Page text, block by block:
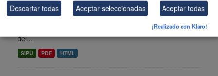
Planeamiento urbanístico sistematizado del municipio de El
Pinar . Esta información es producida y mantenida por el
Gobierno de Canarias y ha contado con la financiación
del...
SIPU PDF HTML
Descartar todas Aceptar seleccionadas Aceptar todas
¡Realizado con Klaro!